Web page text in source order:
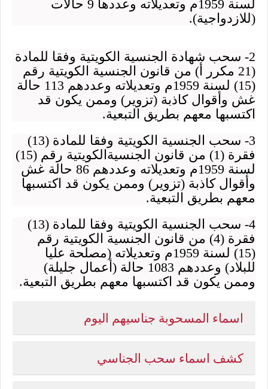
لسنة 1959م وتعديلاته وعددها 9 حالات
(للازدواجية).
2- سحب شهادة الجنسية الكويتية وفقا للمادة
(21 مكرر أ) من قانون الجنسية الكويتية رقم
(15) لسنة 1959م وتعديلاته وعددهم 113 حالة
غش وأقوال كاذبة (تزوير) وممن يكون قد
اكتسبها معهم بطريق التبعية.
3- سحب الجنسية الكويتية وفقا للمادة (13)
فقرة (1) من قانون الجنسيةالكويتية رقم (15)
لسنة 1959م وتعديلاته وعددهم 86 حالة غش
وأقوال كاذبة (تزوير) وممن يكون قد اكتسبها
معهم بطريق التبعية.
4- سحب الجنسية الكويتية وفقا للمادة (13)
فقرة (4) من قانون الجنسية الكويتية رقم
(15) لسنة 1959م وتعديلاته (مصلحة عليا
للبلاد) وعددهم 1083 حالة (أعمال جليلة)
وممن يكون قد اكتسبها معهم بطريق التبعية.
اسماء المسحوبة جناسيهم اليوم
كشف اسماء سحب الجناسي